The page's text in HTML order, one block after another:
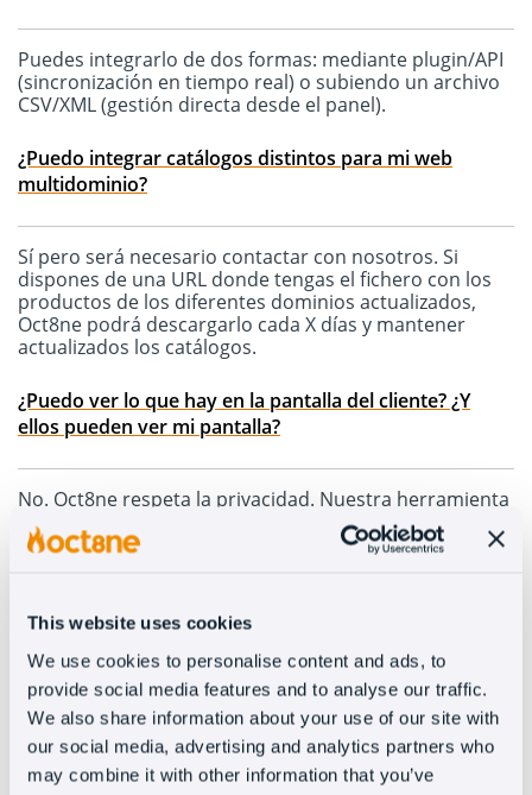
This website uses cookies
We use cookies to personalise content and ads, to
provide social media features and to analyse our traffic.
We also share information about your use of our site with
our social media, advertising and analytics partners who
may combine it with other information that you’ve
Puedes integrarlo de dos formas: mediante plugin/API
(sincronización en tiempo real) o subiendo un archivo
CSV/XML (gestión directa desde el panel).
¿Puedo integrar catálogos distintos para mi web
multidominio?
Sí pero será necesario contactar con nosotros. Si
dispones de una URL donde tengas el fichero con los
productos de los diferentes dominios actualizados,
Oct8ne podrá descargarlo cada X días y mantener
actualizados los catálogos.
¿Puedo ver lo que hay en la pantalla del cliente? ¿Y
ellos pueden ver mi pantalla?
No. Oct8ne respeta la privacidad. Nuestra herramienta
funciona estrictamente para visualizar imágenes o
vídeos de forma sincronizada sólo dentro de un
el covisor. En caso de necesitarlo, sí podéis acceder a la
opción de screen sharing (compartir pantalla) o
videollamada, pero deberéis activar esta opción y
aceptarla ambas partes. Oct8ne te avisará si aceptas
compartir tu pantalla o coger una videollamada.
¿Puedo instalar Oct8ne aunque mi web no esté creada
con una plataforma de e-commerce?